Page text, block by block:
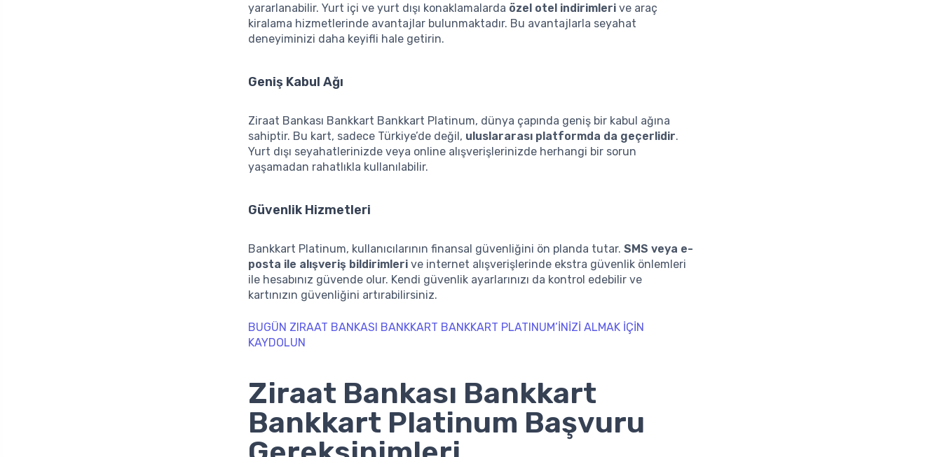
yararlanabilir. Yurt içi ve yurt dışı konaklamalarda özel otel indirimleri ve araç
kiralama hizmetlerinde avantajlar bulunmaktadır. Bu avantajlarla seyahat
deneyiminizi daha keyifli hale getirin.
Geniş Kabul Ağı
Ziraat Bankası Bankkart Bankkart Platinum, dünya çapında geniş bir kabul ağına
sahiptir. Bu kart, sadece Türkiye’de değil, uluslararası platformda da geçerlidir.
Yurt dışı seyahatlerinizde veya online alışverişlerinizde herhangi bir sorun
yaşamadan rahatlıkla kullanılabilir.
Güvenlik Hizmetleri
Bankkart Platinum, kullanıcılarının finansal güvenliğini ön planda tutar.SMS veya e-
posta ile alışveriş bildirimleri ve internet alışverişlerinde ekstra güvenlik önlemleri
ile hesabınız güvende olur. Kendi güvenlik ayarlarınızı da kontrol edebilir ve
kartınızın güvenliğini artırabilirsiniz.
BUGÜN ZIRAAT BANKASI BANKKART BANKKART PLATINUM’İNİZİ ALMAK İÇİN
KAYDOLUN
Ziraat Bankası Bankkart
Bankkart Platinum Başvuru